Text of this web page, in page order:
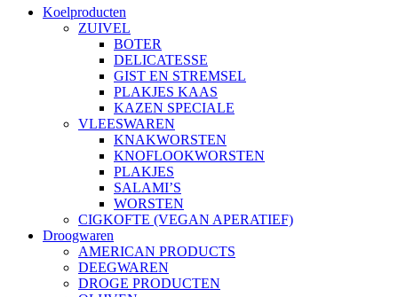
Koelproducten
ZUIVEL
BOTER
DELICATESSE
GIST EN STREMSEL
PLAKJES KAAS
KAZEN SPECIALE
VLEESWAREN
KNAKWORSTEN
KNOFLOOKWORSTEN
PLAKJES
SALAMI’S
WORSTEN
CIGKOFTE (VEGAN APERATIEF)
Droogwaren
AMERICAN PRODUCTS
DEEGWAREN
DROGE PRODUCTEN